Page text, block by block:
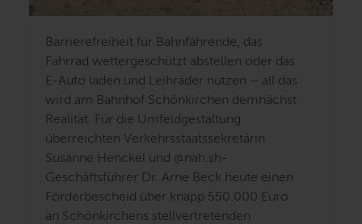
Barrierefreiheit für Bahnfahrende, das
Fahrrad wettergeschützt abstellen oder das
E-Auto laden und Leihräder nutzen – all das
wird am Bahnhof Schönkirchen demnächst
Realität. Für die Umfeldgestaltung
überreichten Verkehrsstaatssekretärin
Susanne Henckel und @nah.sh-
Geschäftsführer Dr. Arne Beck heute einen
Förderbescheid über knapp 550.000 Euro
an Schönkirchens stellvertretenden